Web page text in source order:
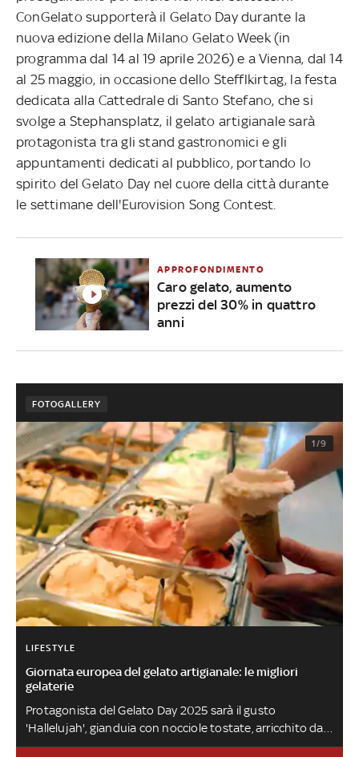
ConGelato supporterà il Gelato Day durante la
nuova edizione della Milano Gelato Week (in
programma dal 14 al 19 aprile 2026) e a Vienna, dal 14
al 25 maggio, in occasione dello Stefflkirtag, la festa
dedicata alla Cattedrale di Santo Stefano, che si
svolge a Stephansplatz, il gelato artigianale sarà
protagonista tra gli stand gastronomici e gli
appuntamenti dedicati al pubblico, portando lo
spirito del Gelato Day nel cuore della città durante
le settimane dell'Eurovision Song Contest.
APPROFONDIMENTO
Caro gelato, aumento
prezzi del 30% in quattro
anni
FOTOGALLERY
1/9
LIFESTYLE
Giornata europea del gelato artigianale: le migliori
gelaterie
Protagonista del Gelato Day 2025 sarà il gusto
'Hallelujah', gianduia con nocciole tostate, arricchito da
una variegatura di cioccolato puro. A essere omaggiato,